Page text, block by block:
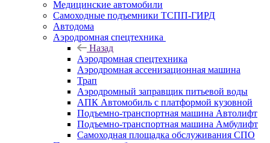
Медицинские автомобили
Самоходные подъемники ТСПП-ГИРД
Автодома
Аэродромная спецтехника
Назад
Аэродромная спецтехника
Аэродромная ассенизационная машина
Трап
Аэродромный заправщик питьевой воды
АПК Автомобиль с платформой кузовной
Подъемно-транспортная машина Автолифт
Подъемно-транспортная машина Амбулифт
Самоходная площадка обслуживания СПО